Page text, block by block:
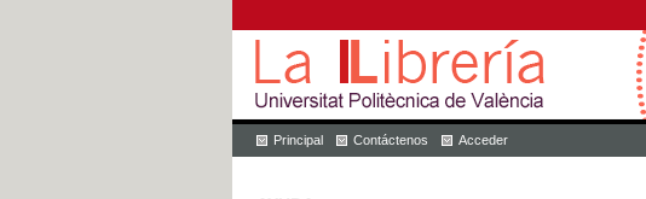
Principal Contáctenos Acceder